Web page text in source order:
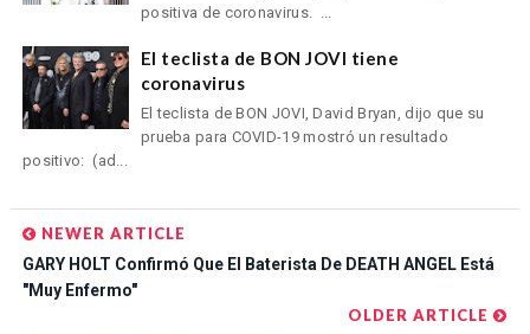
positiva de coronavirus. ...
El teclista de BON JOVI tiene
coronavirus
El teclista de BON JOVI, David Bryan, dijo que su
prueba para COVID-19 mostró un resultado
positivo: (ad...
NEWER ARTICLE
GARY HOLT Confirmó Que El Baterista De DEATH ANGEL Está
"muy Enfermo"
OLDER ARTICLE